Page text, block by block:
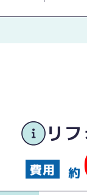
リ
約